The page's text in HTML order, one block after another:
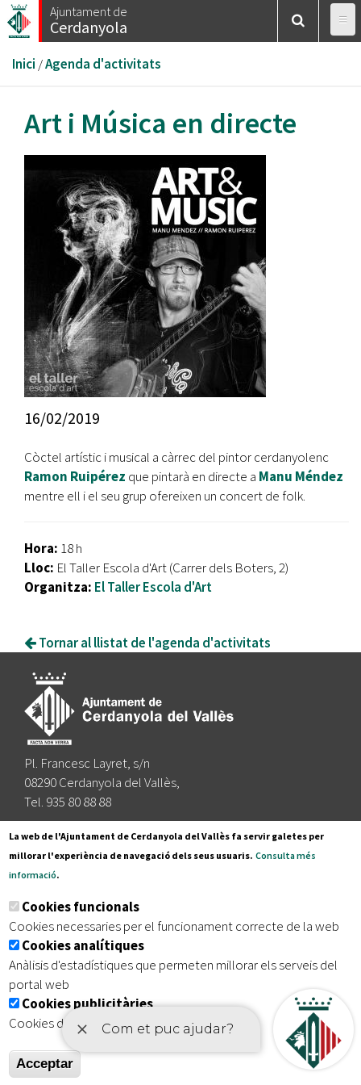
Vés
al
Ajuntament de
Cerdanyola
Esteu
aquí
Inici /Agenda d'activitats
Art i Música en directe
16/02/2019
Còctel artístic i musical a càrrec del pintor cerdanyolenc
Ramon Ruipérez que pintarà en directe a Manu Méndez
mentre ell i el seu grup ofereixen un concert de folk.
Hora: 18 h
Lloc: El Taller Escola d'Art (Carrer dels Boters, 2)
Organitza: El Taller Escola d'Art
Tornar al llistat de l'agenda d'activitats
Pl. Francesc Layret, s/n
08290 Cerdanyola del Vallès,
Tel. 935 80 88 88
Segueix-nos a:
Subscriu-te al nostre butlletí
Inici | Avís legal | Protecció de dades
| Accessibilitat
La web de l'Ajuntament de Cerdanyola del Vallès fa servir galetes per
millorar l'experiència de navegació dels seus usuaris. Consulta més
informació.
Cookies funcionals
Cookies necessaries per el funcionament correcte de la web
Cookies analítiques
Anàlisis d'estadístiques que permeten millorar els serveis del
portal web
Cookies publicitàries
Cookies de tercers amb finalitat publicitària
Acceptar